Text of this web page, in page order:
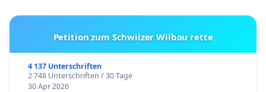
Petition zum Schwiizer Wiibau rette
4 137 Unterschriften
2 748 Unterschriften / 30 Tage
30 Apr 2026